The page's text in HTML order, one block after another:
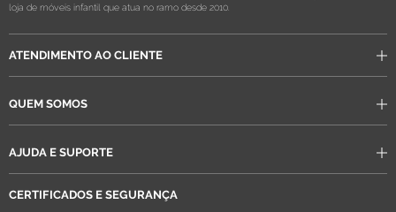
loja de móveis infantil que atua no ramo desde 2010.
ATENDIMENTO AO CLIENTE
QUEM SOMOS
AJUDA E SUPORTE
CERTIFICADOS E SEGURANÇA